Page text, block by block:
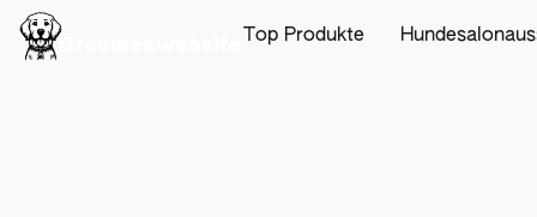
Top Produkte